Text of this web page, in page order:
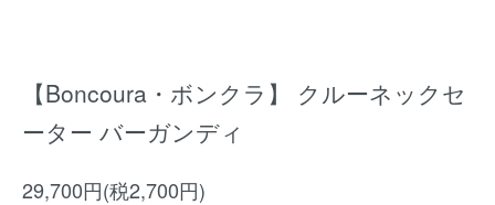
【Boncoura・ボンクラ】 クルーネックセ
ーター バーガンディ
29,700円(税2,700円)